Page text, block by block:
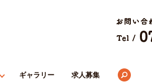
ギャラリー 求人募集